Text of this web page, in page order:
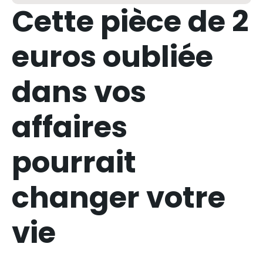
Cette pièce de 2
euros oubliée
dans vos
affaires
pourrait
changer votre
vie